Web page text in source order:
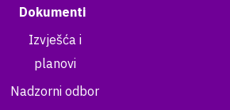
Dokumenti
Izvješća i
planovi
Nadzorni odbor